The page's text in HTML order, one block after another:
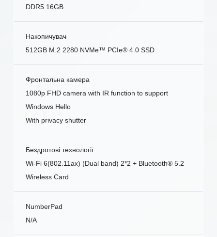
DDR5 16GB
Накопичувач
512GB M.2 2280 NVMe™ PCIe® 4.0 SSD
Фронтальна камера
1080p FHD camera with IR function to support
Windows Hello
With privacy shutter
Бездротові технології
Wi-Fi 6(802.11ax) (Dual band) 2*2 + Bluetooth® 5.2
Wireless Card
NumberPad
N/A